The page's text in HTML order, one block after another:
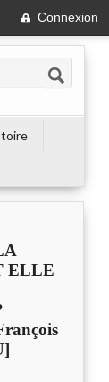
Connexion
ELLE